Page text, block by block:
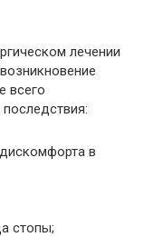
лечении
всего
в
стопы;